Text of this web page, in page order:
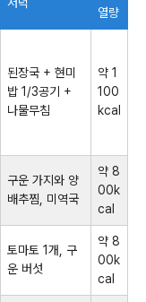
열량
된장국 + 현미
밥 1/3공기 +
나물무침
약 1
100
kcal
구운 가지와 양
배추찜, 미역국
약 8
00k
cal
토마토 1개, 구
운 버섯
약 8
00k
cal